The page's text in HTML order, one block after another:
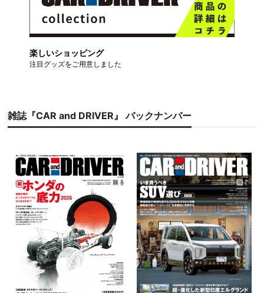
楽しいショッピング
注目グッズをご用意しました
雑誌『CAR and DRIVER』 バックナンバー